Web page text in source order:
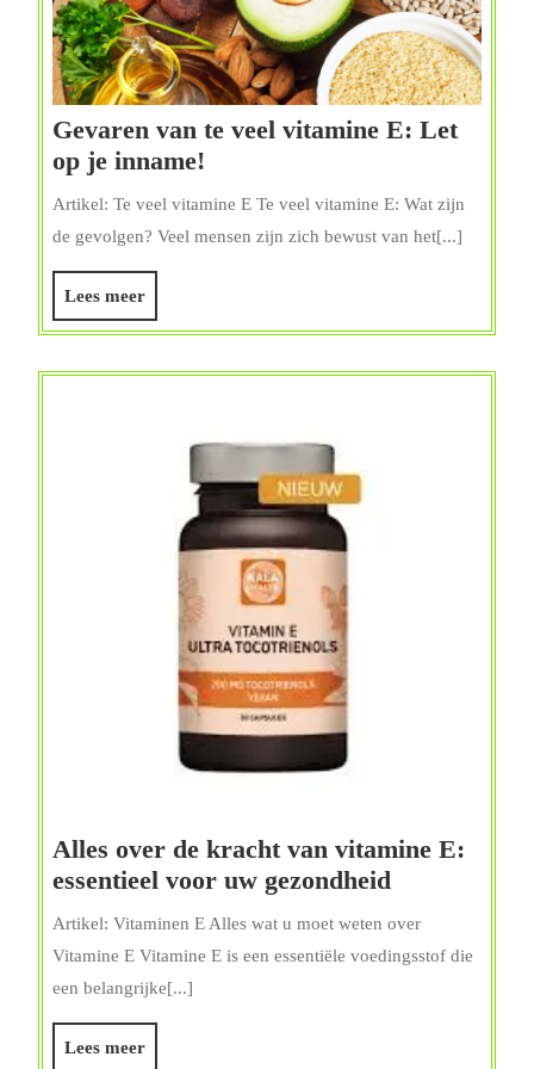
Gevaren van te veel vitamine E: Let
op je inname!
veel
Let
op
inname!
Artikel: Te veel vitamine E Te veel vitamine E: Wat zijn
de gevolgen? Veel mensen zijn zich bewust van het[...]
Lees meerLees
meer
Alles over de kracht van vitamine E:
essentieel voor uw gezondheid
kracht
Artikel: Vitaminen E Alles wat u moet weten over
Vitamine E Vitamine E is een essentiële voedingsstof die
een belangrijke[...]
Lees meerLees